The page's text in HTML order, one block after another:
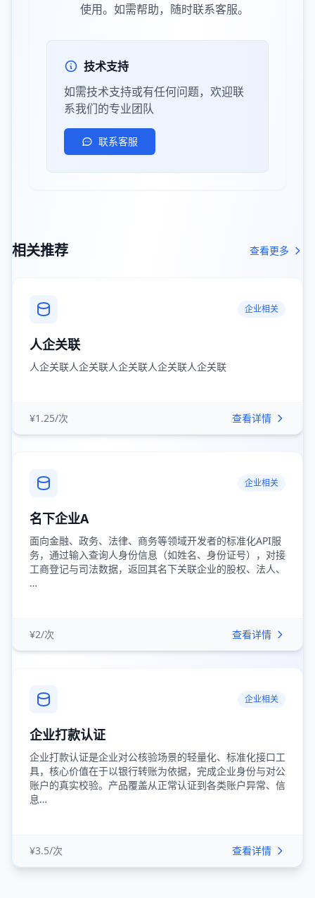
使用。如需帮助，随时联系客服。
技术支持
如需技术支持或有任何问题，欢迎联
系我们的专业团队
联系客服
相关推荐 查看更多
企业相关
人企关联
人企关联人企关联人企关联人企关联人企关联
¥1.25/次 查看详情
企业相关
名下企业A
面向金融、政务、法律、商务等领域开发者的标准化API服
务，通过输入查询人身份信息（如姓名、身份证号），对接
工商登记与司法数据，返回其名下关联企业的股权、法人、
…
¥2/次 查看详情
企业相关
企业打款认证
企业打款认证是企业对公核验场景的轻量化、标准化接口工
具，核心价值在于以银行转账为依据，完成企业身份与对公
账户的真实校验。产品覆盖从正常认证到各类账户异常、信
息…
¥3.5/次 查看详情